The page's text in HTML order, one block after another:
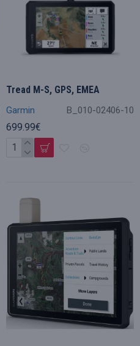
Garmin B_010-02406-10
Tread M-S, GPS, EMEA
699.99€